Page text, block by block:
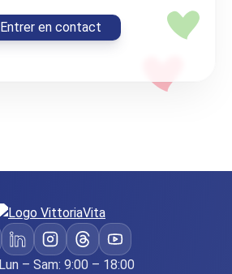
Entrer en contact
Lun – Sam: 9:00 – 18:00